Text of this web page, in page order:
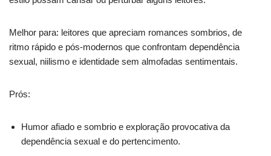
Melhor para: leitores que apreciam romances sombrios, de
ritmo rápido e pós-modernos que confrontam dependência
sexual, niilismo e identidade sem almofadas sentimentais.
Prós:
Humor afiado e sombrio e exploração provocativa da
dependência sexual e do pertencimento.